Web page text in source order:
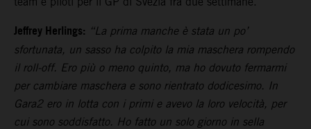
Jeffrey Herlings: “La prima manche è stata un po’
sfortunata, un sasso ha colpito la mia maschera rompendo
il roll-off. Ero più o meno quinto, ma ho dovuto fermarmi
per cambiare maschera e sono rientrato dodicesimo. In
Gara2 ero in lotta con i primi e avevo la loro velocità, per
cui sono soddisfatto. Ho fatto un solo giorno in sella